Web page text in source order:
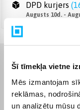
Šī tīmekļa vietne
Mēs izmantojam
reklāmas,
un analizētu mūsu
DPD kurjers (
Augusts 10d. -
Raksturlielumi
Ražotājs